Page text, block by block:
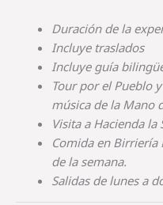
Duración de la
Incluye traslados
Incluye guía
Tour por el Pueblo y
música de la Mano
Visita a Hacienda la
Comida en Birriería
de la semana.
Salidas de lunes a